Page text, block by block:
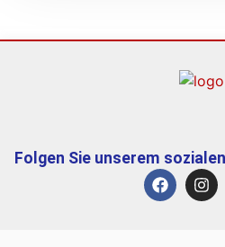
Folgen Sie unserem